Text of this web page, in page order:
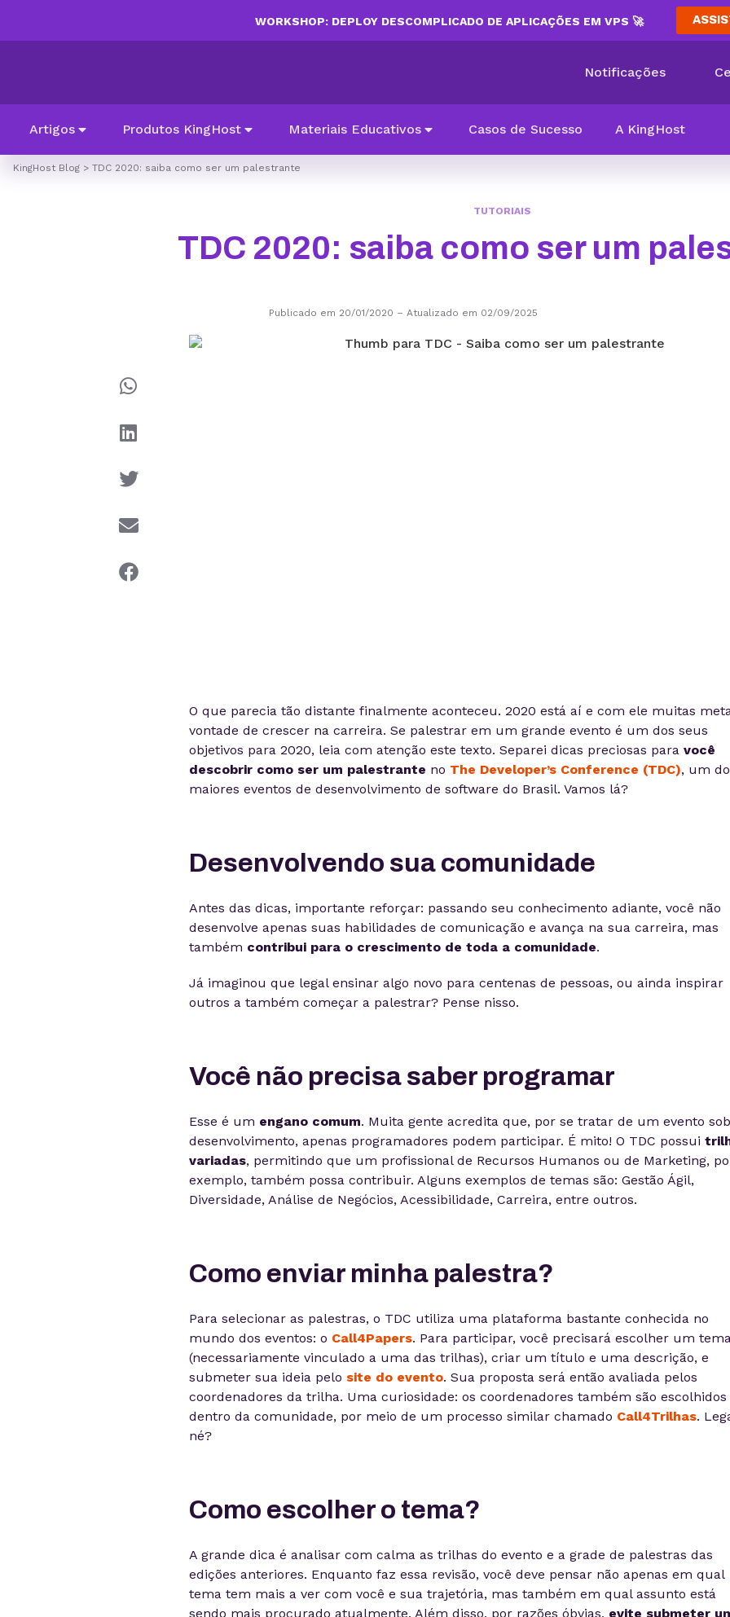
WORKSHOP: DEPLOY DESCOMPLICADO DE APLICAÇÕES EM VPS 🚀
Notificações
Artigos Produtos KingHost Materiais Educativos Casos de Sucesso A KingHost
KingHost Blog > TDC 2020: saiba como ser um palestrante
TUTORIAIS
TDC 2020: saiba como ser um
Publicado em 20/01/2020 – Atualizado em 02/09/2025
O que parecia tão distante finalmente aconteceu. 2020 está aí e com ele muitas
vontade de crescer na carreira. Se palestrar em um grande evento é um dos seus
objetivos para 2020, leia com atenção este texto. Separei dicas preciosas para você
descobrir como ser um palestrante no The Developer’s Conference (TDC), um
maiores eventos de desenvolvimento de software do Brasil. Vamos lá?
Desenvolvendo sua comunidade
Antes das dicas, importante reforçar: passando seu conhecimento adiante, você não
desenvolve apenas suas habilidades de comunicação e avança na sua carreira, mas
também contribui para o crescimento de toda a comunidade.
Já imaginou que legal ensinar algo novo para centenas de pessoas, ou ainda inspirar
outros a também começar a palestrar? Pense nisso.
Você não precisa saber programar
Esse é um engano comum. Muita gente acredita que, por se tratar de um evento
desenvolvimento, apenas programadores podem participar. É mito! O TDC possui
variadas, permitindo que um profissional de Recursos Humanos ou de Marketing,
exemplo, também possa contribuir. Alguns exemplos de temas são: Gestão Ágil,
Diversidade, Análise de Negócios, Acessibilidade, Carreira, entre outros.
Como enviar minha palestra?
Para selecionar as palestras, o TDC utiliza uma plataforma bastante conhecida no
mundo dos eventos: o Call4Papers. Para participar, você precisará escolher um
(necessariamente vinculado a uma das trilhas), criar um título e uma descrição, e
submeter sua ideia pelo site do evento. Sua proposta será então avaliada pelos
coordenadores da trilha. Uma curiosidade: os coordenadores também são escolhidos
dentro da comunidade, por meio de um processo similar chamado Call4Trilhas.
né?
Como escolher o tema?
A grande dica é analisar com calma as trilhas do evento e a grade de palestras das
edições anteriores. Enquanto faz essa revisão, você deve pensar não apenas em qual
tema tem mais a ver com você e sua trajetória, mas também em qual assunto está
sendo mais procurado atualmente. Além disso, por razões óbvias, evite submeter